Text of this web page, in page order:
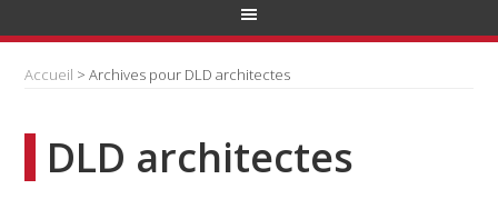
Accueil > Archives pour DLD architectes
DLD architectes